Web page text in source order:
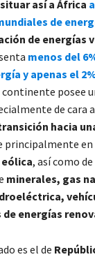
así a África
de
de energías
menos del
y apenas el
continente posee
de cara
hacia
principalmente
, así como
minerales, gas
energías
es el de